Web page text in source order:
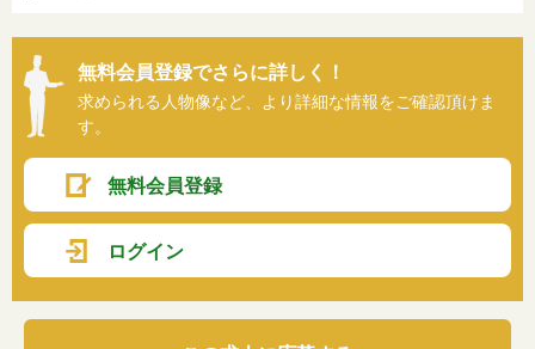
無料会員登録でさらに詳しく！
求められる人物像など、より詳細な情報をご確認頂けま
す。
無料会員登録
ログイン